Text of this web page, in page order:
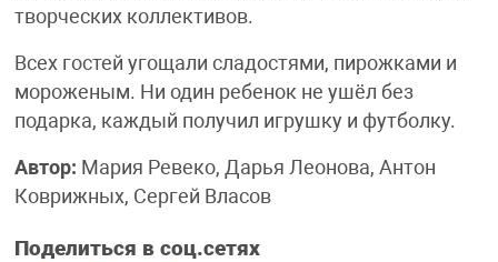
творческих коллективов.
Всех гостей угощали сладостями, пирожками и
мороженым. Ни один ребенок не ушёл без
подарка, каждый получил игрушку и футболку.
Автор: Мария Ревеко, Дарья Леонова, Антон
Коврижных, Сергей Власов
Поделиться в соц.сетях